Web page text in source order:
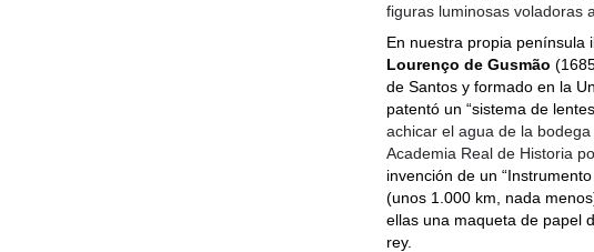
figuras luminosas voladoras
En nuestra propia península
Lourenço de Gusmão
de Santos y formado en la
patentó un “sistema de
achicar el agua de la
Academia Real de Historia
invención de un
(unos 1.000 km, nada
ellas una maqueta de papel
rey.